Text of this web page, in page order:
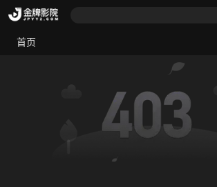
首页